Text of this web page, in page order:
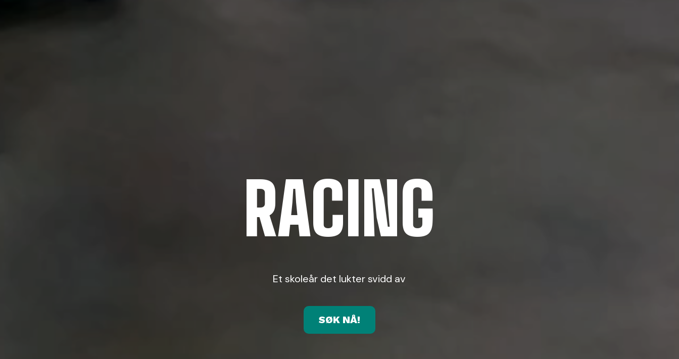
RACING
Et skoleår det lukter svidd av
SØK NÅ!